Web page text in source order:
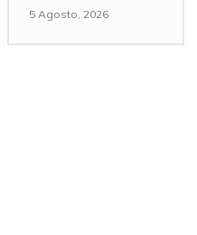
5 Agosto, 2026